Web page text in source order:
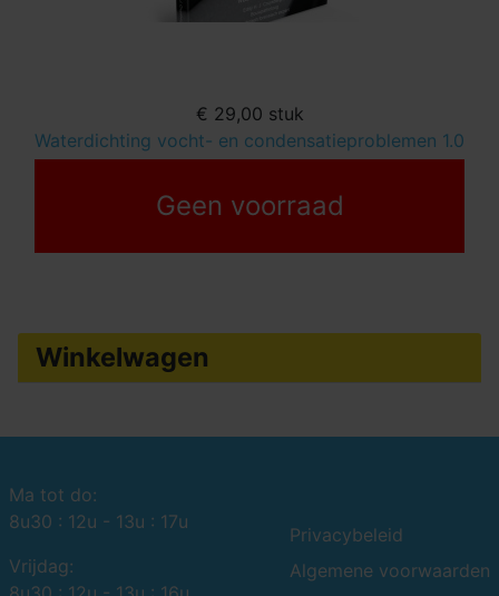
€ 29,00 stuk
Waterdichting vocht- en condensatieproblemen 1.0
Geen voorraad
Winkelwagen
Ma tot do:
8u30 : 12u - 13u : 17u
Vrijdag:
Privacybeleid
Algemene voorwaarden